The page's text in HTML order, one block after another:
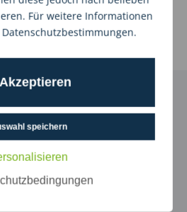
Farbe in Ihr
verwandeln! Kontaktieren
Für weitere Informationen
speichern